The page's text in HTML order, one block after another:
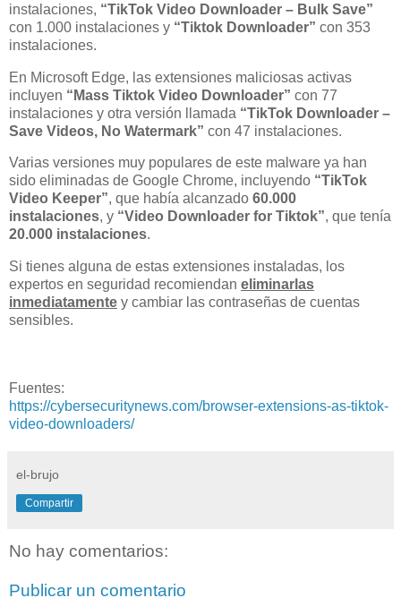
instalaciones, “TikTok Video Downloader – Bulk Save”
con 1.000 instalaciones y “Tiktok Downloader” con 353
instalaciones.
En Microsoft Edge, las extensiones maliciosas activas
incluyen “Mass Tiktok Video Downloader” con 77
instalaciones y otra versión llamada “TikTok Downloader –
Save Videos, No Watermark” con 47 instalaciones.
Varias versiones muy populares de este malware ya han
sido eliminadas de Google Chrome, incluyendo “TikTok
Video Keeper”, que había alcanzado 60.000
instalaciones, y “Video Downloader for Tiktok”, que tenía
20.000 instalaciones.
Si tienes alguna de estas extensiones instaladas, los
expertos en seguridad recomiendan eliminarlas
inmediatamente y cambiar las contraseñas de cuentas
sensibles.
Fuentes:
https://cybersecuritynews.com/browser-extensions-as-tiktok-
video-downloaders/
el-brujo
Compartir
No hay comentarios:
Publicar un comentario